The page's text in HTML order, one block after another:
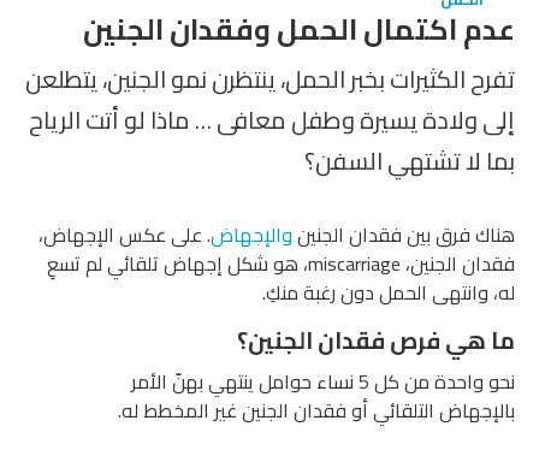
الحمل وفقدان الجنين
بخبر الحمل، ينتظرن نمو الجنين، يتطلعن
يسيرة وطفل معافى … ماذا لو أتت الرياح
تشتهي السفن؟
بين فقدان الجنينوالإجهاض. على عكس الإجهاض،
فقدان الجنين، miscarriage، هو شكل إجهاض تلقائي لم تسعِ
الحمل دون رغبة منكِ.
فقدان الجنين؟
نحو واحدة من كل 5 نساء حوامل ينتهي بهنّ الأمر
التلقائي أو فقدان الجنين غير المخطط له.